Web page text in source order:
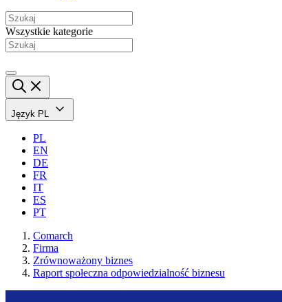
Wszystkie kategorie
Język PL
PL
EN
DE
FR
IT
ES
PT
Comarch
Firma
Zrównoważony biznes
Raport społeczna odpowiedzialność biznesu